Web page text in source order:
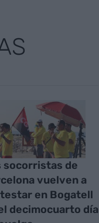
socorristas de
vuelven a
en Bogatell
decimocuarto día